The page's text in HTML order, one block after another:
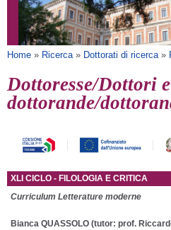
BIBLIOTECHE E
ARCHIVI
SERVIZI
Tu sei qui
Home » Ricerca» Dottorati di ricerca»
Dottoresse/Dottori e
dottorande/
XLI CICLO - FILOLOGIA E CRITICA
Curriculum Letterature moderne
Bianca QUASSOLO (tutor: prof.